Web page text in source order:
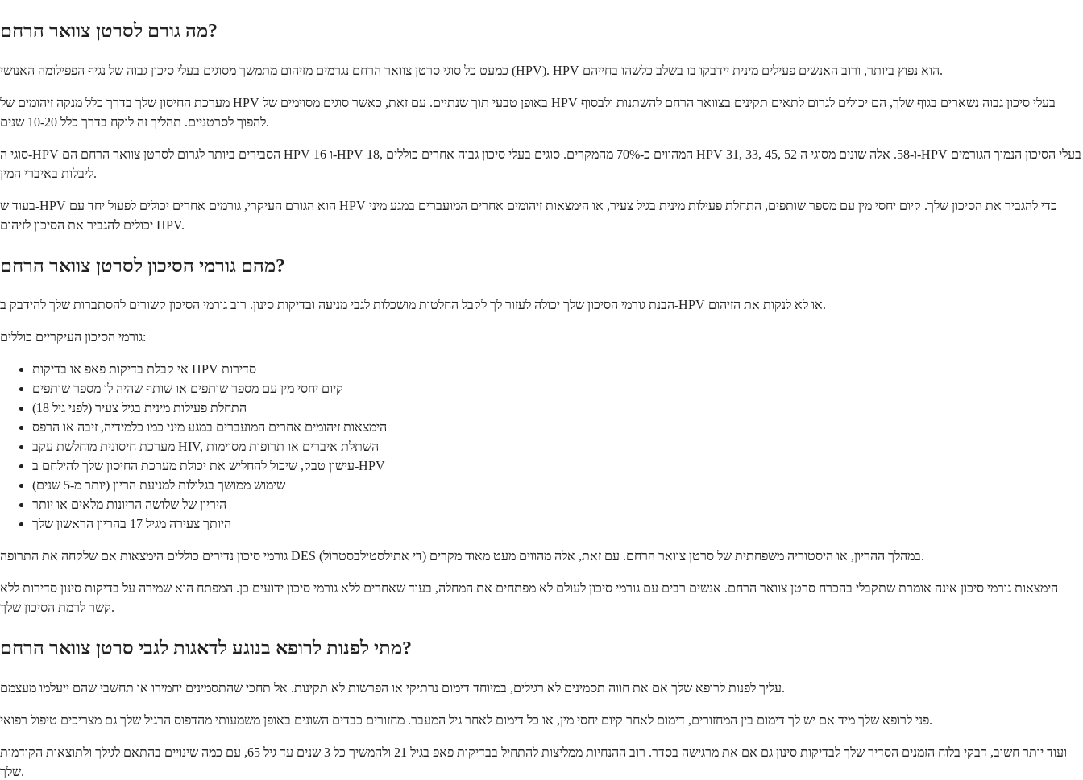
מה גורם לסרטן צוואר הרחם?
כמעט כל סוגי סרטן צוואר הרחם נגרמים מזיהום מתמשך מסוגים בעלי סיכון גבוה של נגיף הפפילומה האנושי (HPV). HPV הוא נפוץ ביותר, ורוב האנשים פעילים מינית יידבקו בו בשלב כלשהו בחייהם.
מערכת החיסון שלך בדרך כלל מנקה זיהומים של HPV באופן טבעי תוך שנתיים. עם זאת, כאשר סוגים מסוימים של HPV בעלי סיכון גבוה נשארים בגוף שלך, הם יכולים לגרום לתאים תקינים בצוואר הרחם להשתנות ולבסוף
להפוך לסרטניים. תהליך זה לוקח בדרך כלל 10-20 שנים.
סוגי ה-HPV הסבירים ביותר לגרום לסרטן צוואר הרחם הם HPV 16 ו-HPV 18, המהווים כ-70% מהמקרים. סוגים בעלי סיכון גבוה אחרים כוללים HPV 31, 33, 45, 52 ו-58. אלה שונים מסוגי ה-HPV בעלי הסיכון הנמוך הגורמים
ליבלות באיברי המין.
בעוד ש-HPV הוא הגורם העיקרי, גורמים אחרים יכולים לפעול יחד עם HPV כדי להגביר את הסיכון שלך. קיום יחסי מין עם מספר שותפים, התחלת פעילות מינית בגיל צעיר, או הימצאות זיהומים אחרים המועברים במגע מיני
יכולים להגביר את הסיכון לזיהום HPV.
מהם גורמי הסיכון לסרטן צוואר הרחם?
הבנת גורמי הסיכון שלך יכולה לעזור לך לקבל החלטות מושכלות לגבי מניעה ובדיקות סינון. רוב גורמי הסיכון קשורים להסתברות שלך להידבק ב-HPV או לא לנקות את הזיהום.
גורמי הסיכון העיקריים כוללים:
אי קבלת בדיקות פאפ או בדיקות HPV סדירות
קיום יחסי מין עם מספר שותפים או שותף שהיה לו מספר שותפים
התחלת פעילות מינית בגיל צעיר (לפני גיל 18)
הימצאות זיהומים אחרים המועברים במגע מיני כמו כלמידיה, זיבה או הרפס
מערכת חיסונית מוחלשת עקב HIV, השתלת איברים או תרופות מסוימות
עישון טבק, שיכול להחליש את יכולת מערכת החיסון שלך להילחם ב-HPV
שימוש ממושך בגלולות למניעת הריון (יותר מ-5 שנים)
היריון של שלושה הריונות מלאים או יותר
היותך צעירה מגיל 17 בהריון הראשון שלך
גורמי סיכון נדירים כוללים הימצאות אם שלקחה את התרופה DES (די אתילסטילבסטרוֹל) במהלך ההריון, או היסטוריה משפחתית של סרטן צוואר הרחם. עם זאת, אלה מהווים מעט מאוד מקרים.
הימצאות גורמי סיכון אינה אומרת שתקבלי בהכרח סרטן צוואר הרחם. אנשים רבים עם גורמי סיכון לעולם לא מפתחים את המחלה, בעוד שאחרים ללא גורמי סיכון ידועים כן. המפתח הוא שמירה על בדיקות סינון סדירות ללא
קשר לרמת הסיכון שלך.
מתי לפנות לרופא בנוגע לדאגות לגבי סרטן צוואר הרחם?
עליך לפנות לרופא שלך אם את חווה תסמינים לא רגילים, במיוחד דימום נרתיקי או הפרשות לא תקינות. אל תחכי שהתסמינים יחמירו או תחשבי שהם ייעלמו מעצמם.
פני לרופא שלך מיד אם יש לך דימום בין המחזורים, דימום לאחר קיום יחסי מין, או כל דימום לאחר גיל המעבר. מחזורים כבדים השונים באופן משמעותי מהדפוס הרגיל שלך גם מצריכים טיפול רפואי.
ועוד יותר חשוב, דבקי בלוח הזמנים הסדיר שלך לבדיקות סינון גם אם את מרגישה בסדר. רוב ההנחיות ממליצות להתחיל בבדיקות פאפ בגיל 21 ולהמשיך כל 3 שנים עד גיל 65, עם כמה שינויים בהתאם לגילך ולתוצאות הקודמות
שלך.